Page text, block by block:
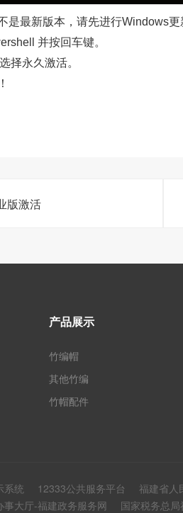
是最新版本，请先进行Windows更
并按回车键。
择永久激活。
版激活
产品展示
竹编帽
其他竹编
竹帽配件
系统 12333公共服务平台 福建省人
事大厅-福建政务服务网 国家税务总